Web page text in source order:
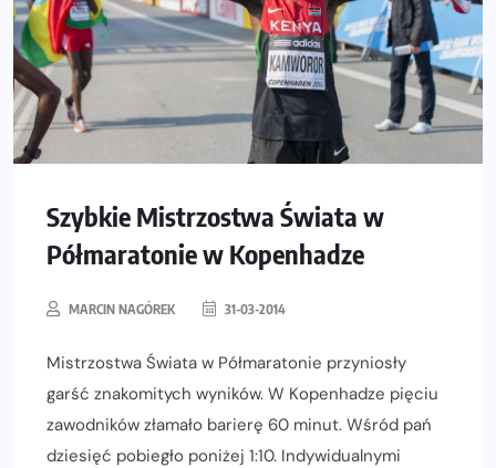
Szybkie Mistrzostwa Świata w
Półmaratonie w Kopenhadze
MARCIN NAGÓREK 31-03-2014
Mistrzostwa Świata w Półmaratonie przyniosły
garść znakomitych wyników. W Kopenhadze pięciu
zawodników złamało barierę 60 minut. Wśród pań
dziesięć pobiegło poniżej 1:10. Indywidualnymi